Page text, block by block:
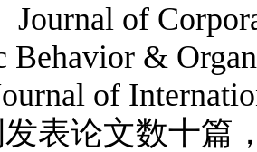
Journal of
Behavior &
of
表论文数十篇